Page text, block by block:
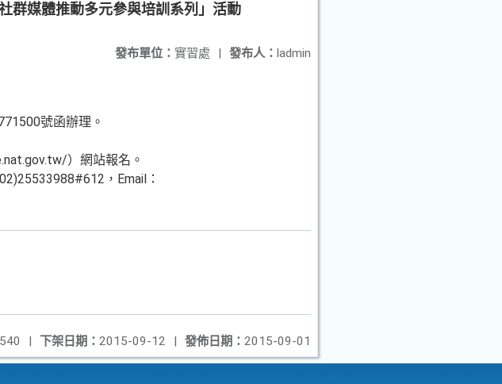
群媒體推動多元參與培訓系列」活動
發布人： ladmin
發布單位： 實習處 |
號函辦理。
）網站報名。
，Email：
發佈日期： 2015-09-01
下架日期： 2015-09-12 |
540 |